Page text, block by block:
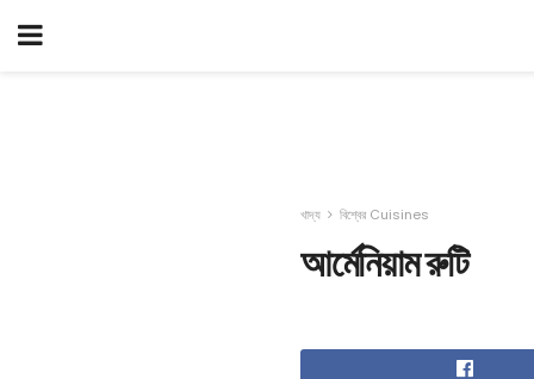
খাদ্য বিশ্বের Cuisines
আর্মেনিয়াম রুটি